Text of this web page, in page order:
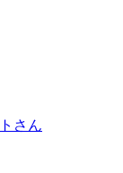
さん